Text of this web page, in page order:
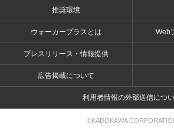
推奨環境
ウォーカープラスとは Web
プレスリリース・情報提供
広告掲載について
利用者情報の外部送信につ
©KADOKAWA